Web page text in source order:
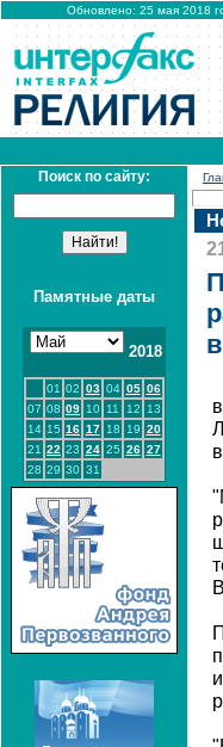
Обновлено: 25 мая 2018
Поиск по сайту:
Памятные даты
2018
01 02 03 04 05 06
07 08 09 10 11 12
13
14 15 16 17 18 19 20
21 22 23 24 25 26 27
28 29 30 31